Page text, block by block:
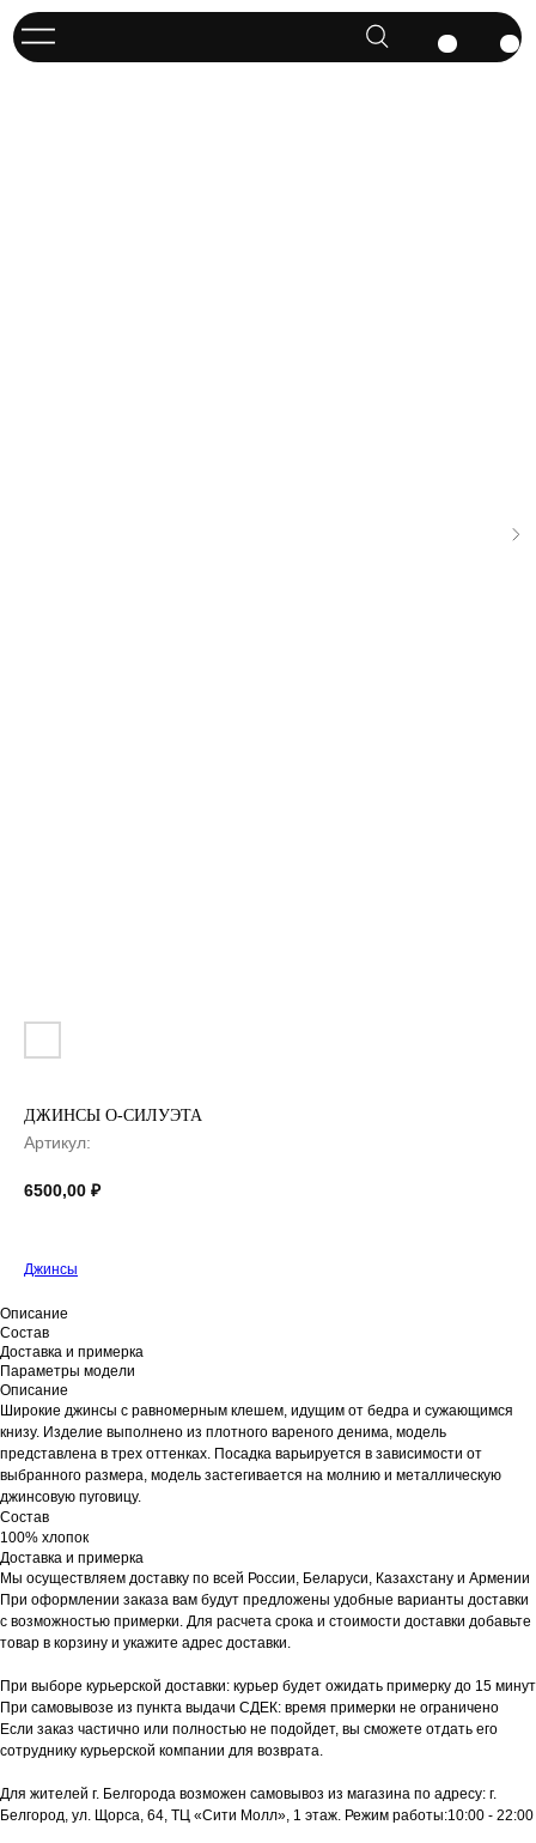
ДЖИНСЫ О-СИЛУЭТА
Артикул:
6500,00 ₽
Джинсы
Описание
Состав
Доставка и примерка
Параметры модели
Описание
Широкие джинсы с равномерным клешем, идущим от бедра и сужающимся
книзу. Изделие выполнено из плотного вареного денима, модель
представлена в трех оттенках. Посадка варьируется в зависимости от
выбранного размера, модель застегивается на молнию и металлическую
джинсовую пуговицу.
Состав
100% хлопок
Доставка и примерка
Мы осуществляем доставку по всей России, Беларуси, Казахстану и Армении
При оформлении заказа вам будут предложены удобные варианты доставки
с возможностью примерки. Для расчета срока и стоимости доставки добавьте
товар в корзину и укажите адрес доставки.
При выборе курьерской доставки: курьер будет ожидать примерку до 15 минут
При самовывозе из пункта выдачи СДЕК: время примерки не ограничено
Если заказ частично или полностью не подойдет, вы сможете отдать его
сотруднику курьерской компании для возврата.
Для жителей г. Белгорода возможен самовывоз из магазина по адресу: г.
Белгород, ул. Щорса, 64, ТЦ «Сити Молл», 1 этаж. Режим работы:10:00 - 22:00